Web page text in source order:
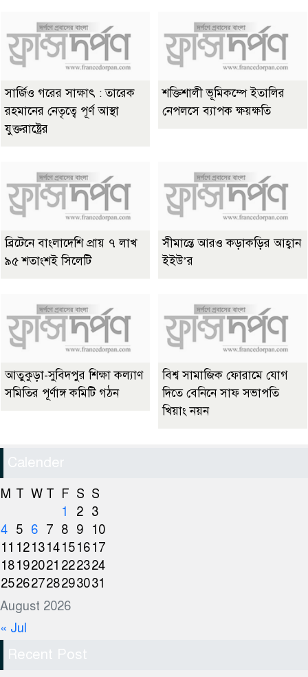
সার্জিও গরের সাক্ষাৎ : তারেক
রহমানের নেতৃত্বে পূর্ণ আস্থা
যুক্তরাষ্ট্রের
শক্তিশালী ভূমিকম্পে ইতালির
নেপলসে ব্যাপক ক্ষয়ক্ষতি
ব্রিটেনে বাংলাদেশি প্রায় ৭ লাখ
৯৫ শতাংশই সিলেটি
সীমান্তে আরও কড়াকড়ির আহ্বান
ইইউ’র
আতুকুড়া-সুবিদপুর শিক্ষা কল্যাণ
সমিতির পূর্ণাঙ্গ কমিটি গঠন
বিশ্ব সামাজিক ফোরামে যোগ
দিতে বেনিনে সাফ সভাপতি
খিয়াং নয়ন
Calender
August 2026
M T W T F S S
1
2 3
4 5 6 7 8 9
10
11 121314151617
18192021 222324
25262728293031
« Jul
Recent Post